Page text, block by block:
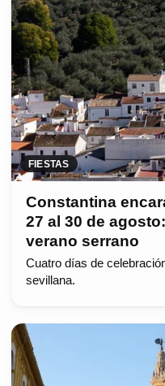
FIESTAS
Constantina
27 al 30 de
verano serrano
Cuatro días de
sevillana.